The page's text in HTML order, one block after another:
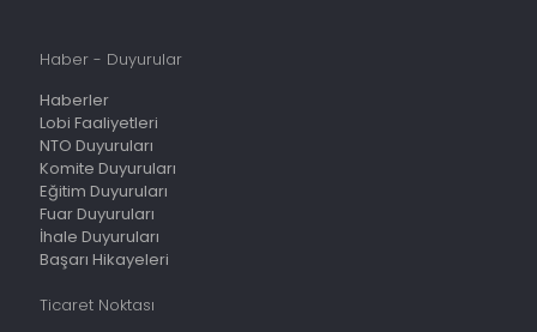
Haber - Duyurular
Haberler
Lobi Faaliyetleri
NTO Duyuruları
Komite Duyuruları
Eğitim Duyuruları
Fuar Duyuruları
İhale Duyuruları
Başarı Hikayeleri
Ticaret Noktası